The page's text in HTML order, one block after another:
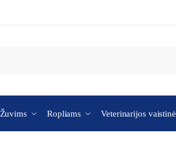
Žuvims Ropliams Veterinarijos vaistinė